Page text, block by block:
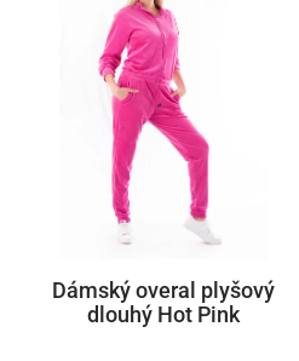
Dámský overal plyšový
dlouhý Hot Pink